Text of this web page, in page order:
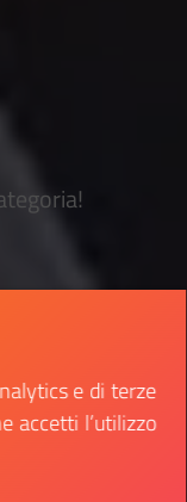
e di terze
accetti l’utilizzo